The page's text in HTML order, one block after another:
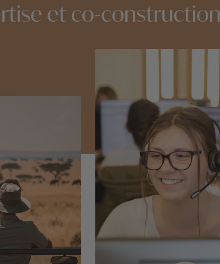
et co-